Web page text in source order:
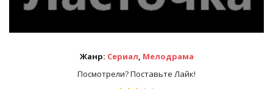
Жанр: Сериал, Мелодрама
Посмотрели? Поставьте Лайк!